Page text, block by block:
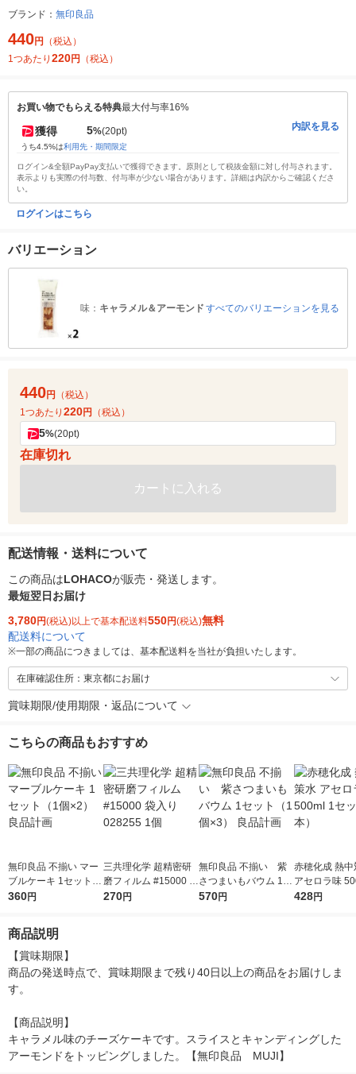
ブランド： 無印良品
440円
（税込）
1つあたり 220円 （税込）
お買い物でもらえる特典最大付与率16%
獲得 5%(20pt)
うち4.5%は利用先・期間限定
内訳を見る
ログイン&全額PayPay支払いで獲得できます。原則として税抜金額に対し付与されます。
表示よりも実際の付与数、付与率が少ない場合があります。詳細は内訳からご確認くださ
い。
ログインはこちら
バリエーション
味： キャラメル＆アーモンド すべてのバリエーションを見る
440円
（税込）
1つあたり 220円 （税込）
5%(20pt)
在庫切れ
カートに入れる
配送情報・送料について
この商品はLOHACOが販売・発送します。
最短翌日お届け
3,780円(税込)以上で基本配送料550円(税込)無料
配送料について
※一部の商品につきましては、基本配送料を当社が負担いたします。
在庫確認住所：東京都にお届け
賞味期限/使用期限・返品について
こちらの商品もおすすめ
無印良品 不揃い マー
ブルケーキ 1セット
（1個×2） 良品計画
360円
三共理化学 超精密研
磨フィルム #15000 袋
入り 028255 1個
270円
無印良品 不揃い 紫
さつまいもバウム 1セ
ット（1個×3） 良品計
570円
赤穂化成 熱中
アセロラ味
ット（3本）
428円
商品説明
【賞味期限】
商品の発送時点で、賞味期限まで残り40日以上の商品をお届けしま
す。
【商品説明】
キャラメル味のチーズケーキです。スライスとキャンディングした
アーモンドをトッピングしました。【無印良品　MUJI】